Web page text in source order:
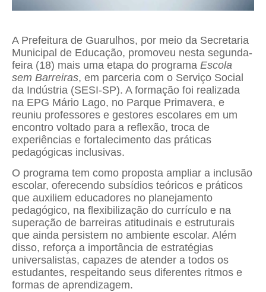
A Prefeitura de Guarulhos, por meio da Secretaria
Municipal de Educação, promoveu nesta segunda-
feira (18) mais uma etapa do programa Escola
sem Barreiras, em parceria com o Serviço Social
da Indústria (SESI-SP). A formação foi realizada
na EPG Mário Lago, no Parque Primavera, e
reuniu professores e gestores escolares em um
encontro voltado para a reflexão, troca de
experiências e fortalecimento das práticas
pedagógicas inclusivas.
O programa tem como proposta ampliar a inclusão
escolar, oferecendo subsídios teóricos e práticos
que auxiliem educadores no planejamento
pedagógico, na flexibilização do currículo e na
superação de barreiras atitudinais e estruturais
que ainda persistem no ambiente escolar. Além
disso, reforça a importância de estratégias
universalistas, capazes de atender a todos os
estudantes, respeitando seus diferentes ritmos e
formas de aprendizagem.